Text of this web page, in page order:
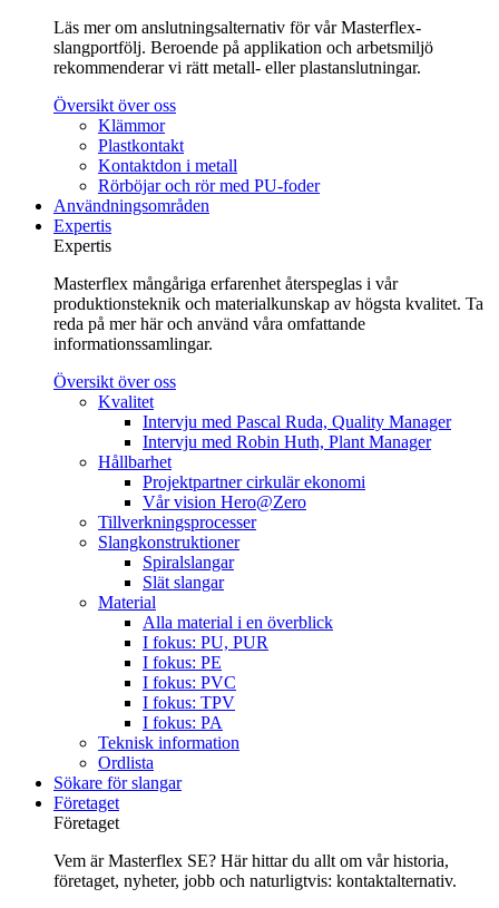
Läs mer om anslutningsalternativ för vår Masterflex-
slangportfölj. Beroende på applikation och arbetsmiljö
rekommenderar vi rätt metall- eller plastanslutningar.
Översikt över oss
Klämmor
Plastkontakt
Kontaktdon i metall
Rörböjar och rör med PU-foder
Användningsområden
Expertis
Expertis
Masterflex mångåriga erfarenhet återspeglas i vår
produktionsteknik och materialkunskap av högsta kvalitet. Ta
reda på mer här och använd våra omfattande
informationssamlingar.
Översikt över oss
Kvalitet
Intervju med Pascal Ruda, Quality Manager
Intervju med Robin Huth, Plant Manager
Hållbarhet
Projektpartner cirkulär ekonomi
Vår vision Hero@Zero
Tillverkningsprocesser
Slangkonstruktioner
Spiralslangar
Slät slangar
Material
Alla material i en överblick
I fokus: PU, PUR
I fokus: PE
I fokus: PVC
I fokus: TPV
I fokus: PA
Teknisk information
Ordlista
Sökare för slangar
Företaget
Företaget
Vem är Masterflex SE? Här hittar du allt om vår historia,
företaget, nyheter, jobb och naturligtvis: kontaktalternativ.